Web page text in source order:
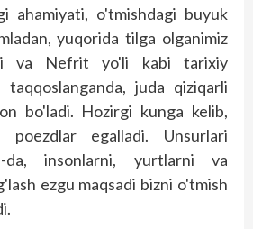
ahamiyati, o'tmishdagi buyuk
yuqorida tilga olganimiz
va Nefrit yo'li kabi tarixiy
juda qiziqarli
bo'ladi. Hozirgi kunga kelib,
poezdlar egalladi. Unsurlari
da, insonlarni, yurtlarni va
ezgu maqsadi bizni o'tmish